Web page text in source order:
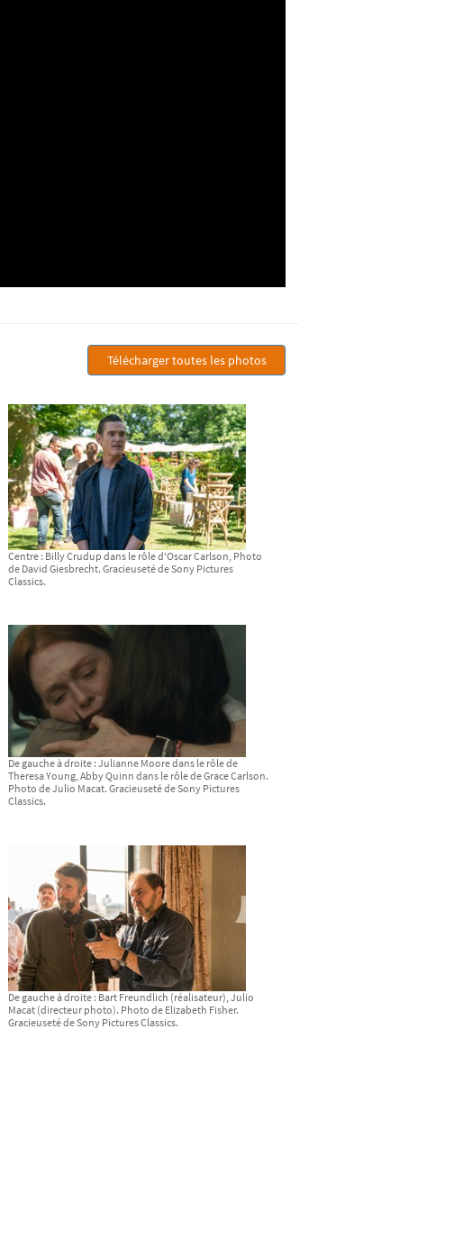
Télécharger toutes les photos
Centre : Billy Crudup dans le rôle d'Oscar Carlson, Photo
de David Giesbrecht. Gracieuseté de Sony Pictures
Classics.
De gauche à droite : Julianne Moore dans le rôle de
Theresa Young, Abby Quinn dans le rôle de Grace Carlson.
Photo de Julio Macat. Gracieuseté de Sony Pictures
Classics.
De gauche à droite : Bart Freundlich (réalisateur), Julio
Macat (directeur photo). Photo de Elizabeth Fisher.
Gracieuseté de Sony Pictures Classics.